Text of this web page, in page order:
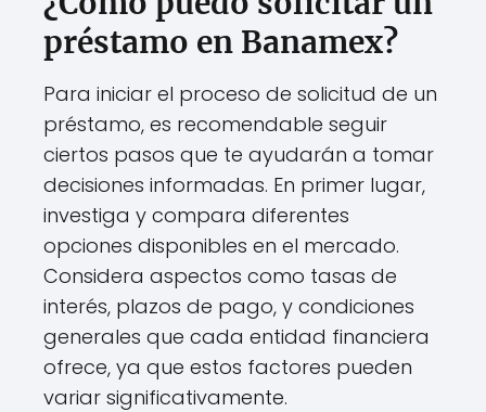
préstamo en Banamex?
Para iniciar el proceso de solicitud de un
préstamo, es recomendable seguir
ciertos pasos que te ayudarán a tomar
decisiones informadas. En primer lugar,
investiga y compara diferentes
opciones disponibles en el mercado.
Considera aspectos como tasas de
interés, plazos de pago, y condiciones
generales que cada entidad financiera
ofrece, ya que estos factores pueden
variar significativamente.